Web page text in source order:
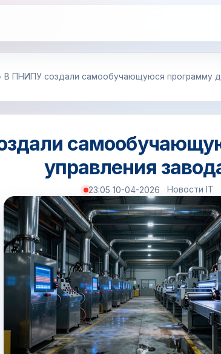
В ПНИПУ создали самообучающуюся программу
управления
23:05 10-04-2026 Новости IT